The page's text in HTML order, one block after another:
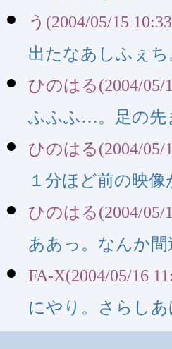
う(2004/05/15
出たなあしふぇち
ひのはる(2004/05/
ふふふ…。足の先
ひのはる(2004/05/
１分ほど前の映
ひのはる(2004/05/
ああっ。なんか
FA-X(2004/05/16
にやり。さらし